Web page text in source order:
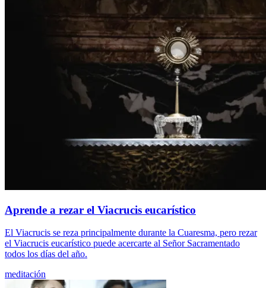
Aprende a rezar el Viacrucis eucarístico
El Viacrucis se reza principalmente durante la Cuaresma, pero rezar
el Viacrucis eucarístico puede acercarte al Señor Sacramentado
todos los días del año.
meditación